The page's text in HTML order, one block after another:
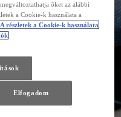
őket az alábbi
a Cookie-k használata a
A részletek a Cookie-k használata
Elfogadom